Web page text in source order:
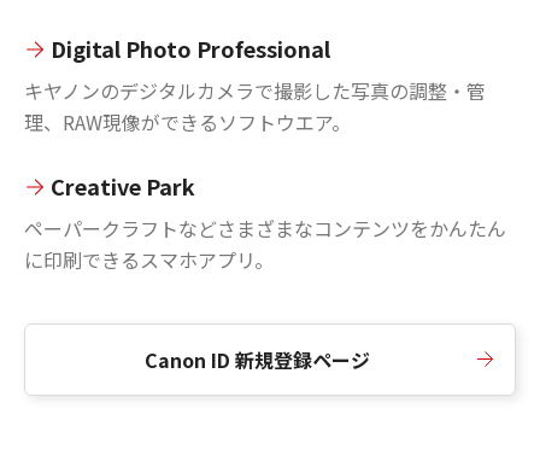
Digital Photo Professional
キヤノンのデジタルカメラで撮影した写真の調整・管
理、RAW現像ができるソフトウエア。
Creative Park
ペーパークラフトなどさまざまなコンテンツをかんたん
に印刷できるスマホアプリ。
Canon ID 新規登録ページ